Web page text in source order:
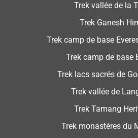
Trek vallée de la
Trek Ganesh
Trek camp de base
Trek camp de base
Trek lacs sacrés de
Trek vallée de
Trek Tamang
Trek monastères du